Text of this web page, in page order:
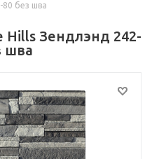
80 без шва
Hills Зендлэнд 242-
шва